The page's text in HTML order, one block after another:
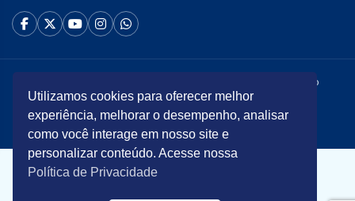
Todos os direitos reservados. É permitida a reprodução do
conteúdo desta página desde que citada a origem.
Desenvolvido por
Utilizamos cookies para oferecer melhor
experiência, melhorar o desempenho, analisar
como você interage em nosso site e
personalizar conteúdo. Acesse nossa
Política de Privacidade